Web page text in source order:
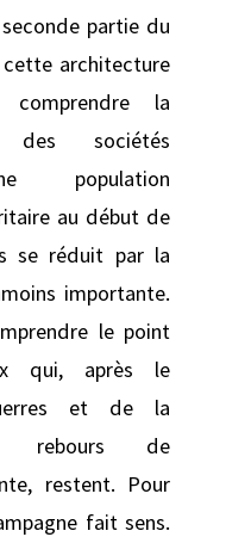
partie du
cette architecture
la
des sociétés
population
au début de
se réduit par la
importante.
le point
qui, après le
et de la
rebours de
restent. Pour
fait sens.